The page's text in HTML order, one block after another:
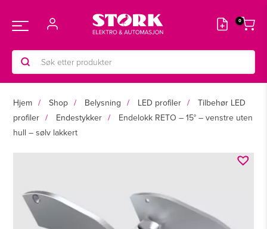
rett
innholdet
Main
Menu
Products
search
Hjem Shop Belysning LED profiler
Tilbehør LED
profiler
Endestykker
Endelokk RETO – 15° – venstre uten
hull – sølv lakkert